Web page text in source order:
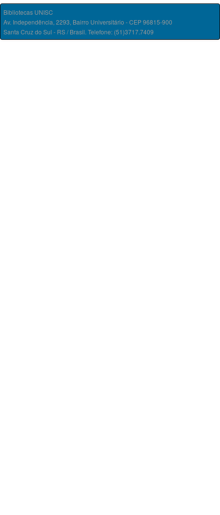
Bibliotecas UNISC
Av. Independência, 2293, Bairro Universitário - CEP 96815-900
Santa Cruz do Sul - RS / Brasil. Telefone: (51)3717.7409